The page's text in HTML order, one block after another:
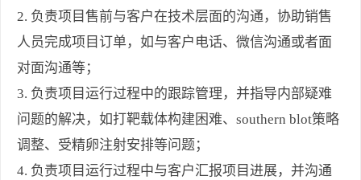
2. 负责项目售前与客户在技术层面的沟通，协助销售
人员完成项目订单，如与客户电话、微信沟通或者面
对面沟通等；
3. 负责项目运行过程中的跟踪管理，并指导内部疑难
问题的解决，如打靶载体构建困难、 southern blot策略
调整、受精卵注射安排等问题；
4. 负责项目运行过程中与客户汇报项目进展，并沟通